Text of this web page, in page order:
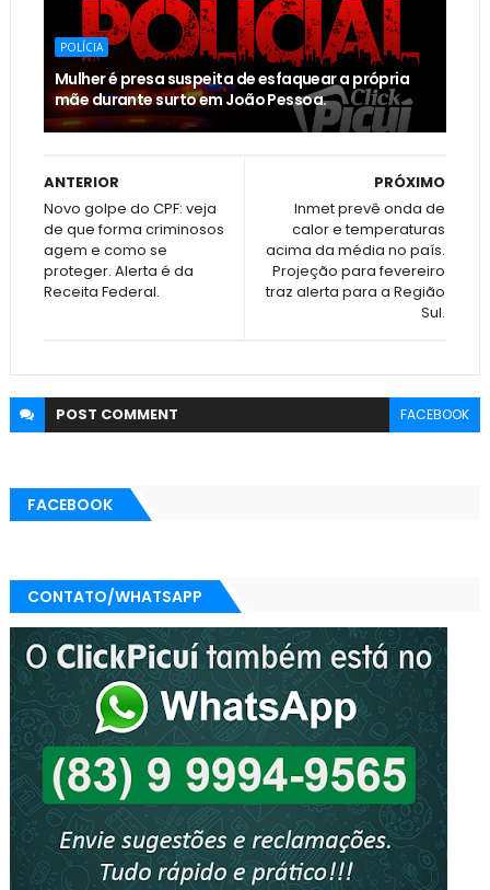
POLÍCIA
Mulher é presa suspeita de esfaquear a própria
mãe durante surto em João Pessoa.
PRÓXIMO
Inmet prevê onda de
calor e temperaturas
acima da média no país.
Projeção para fevereiro
traz alerta para a Região
Sul.
ANTERIOR
Novo golpe do CPF: veja
de que forma criminosos
agem e como se
proteger. Alerta é da
Receita Federal.
POST COMMENT FACEBOOK
FACEBOOK
CONTATO/WHATSAPP